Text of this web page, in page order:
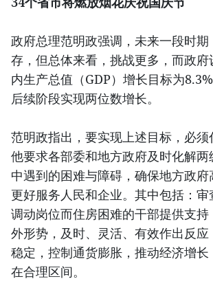
政府总理范明政强调，未来一段时
存，但总体来看，挑战更多，而政府
内生产总值（GDP）增长目标为
后续阶段实现两位数增长。
范明政指出，要实现上述目标，必须
他要求各部委和地方政府及时化解
中遇到的困难与障碍，确保地方政府
更好服务人民和企业。其中包括：
调动岗位而住房困难的干部提供支
外形势，及时、灵活、有效作出反
稳定，控制通货膨胀，推动经济增
在合理区间。